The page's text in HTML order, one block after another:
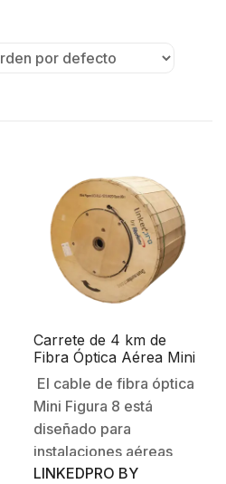
Carrete de 4 km de
Fibra Óptica Aérea Mini
Figura 8, G.652D,
Monomodo de 12 Hilos,
Exterior, Span 80,
Loose Tube
El cable de fibra óptica
Mini Figura 8 está
diseñado para
instalaciones aéreas
entre postes. Este tipo
LINKEDPRO BY